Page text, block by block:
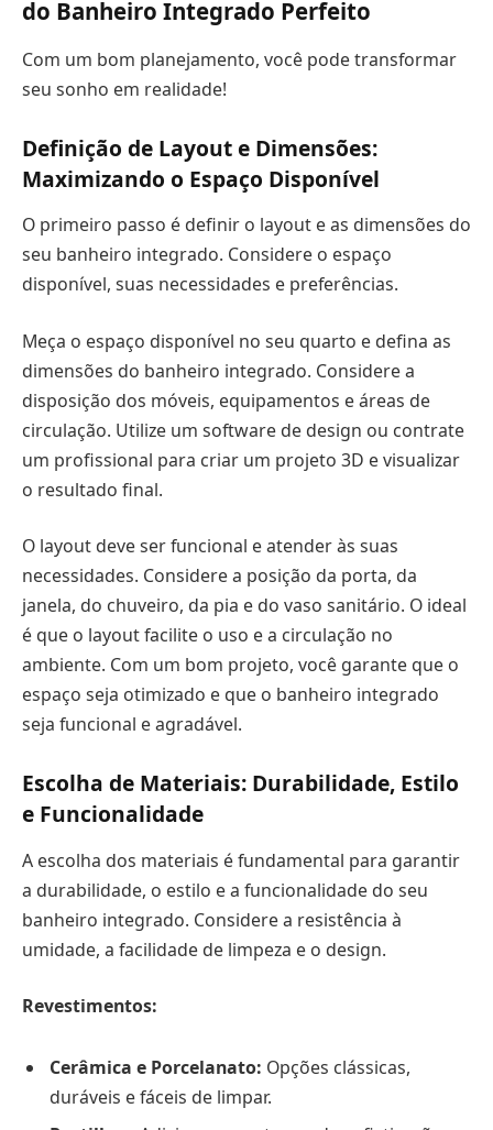
do Banheiro Integrado Perfeito
Com um bom planejamento, você pode transformar
seu sonho em realidade!
Definição de Layout e Dimensões:
Maximizando o Espaço Disponível
O primeiro passo é definir o layout e as dimensões do
seu banheiro integrado. Considere o espaço
disponível, suas necessidades e preferências.
Meça o espaço disponível no seu quarto e defina as
dimensões do banheiro integrado. Considere a
disposição dos móveis, equipamentos e áreas de
circulação. Utilize um software de design ou contrate
um profissional para criar um projeto 3D e visualizar
o resultado final.
O layout deve ser funcional e atender às suas
necessidades. Considere a posição da porta, da
janela, do chuveiro, da pia e do vaso sanitário. O ideal
é que o layout facilite o uso e a circulação no
ambiente. Com um bom projeto, você garante que o
espaço seja otimizado e que o banheiro integrado
seja funcional e agradável.
Escolha de Materiais: Durabilidade, Estilo
e Funcionalidade
A escolha dos materiais é fundamental para garantir
a durabilidade, o estilo e a funcionalidade do seu
banheiro integrado. Considere a resistência à
umidade, a facilidade de limpeza e o design.
Revestimentos:
Cerâmica e Porcelanato: Opções clássicas,
duráveis e fáceis de limpar.